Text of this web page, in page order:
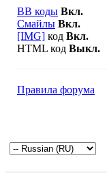
BB коды Вкл.
Смайлы Вкл.
[IMG] код Вкл.
HTML код Выкл.
Правила форума